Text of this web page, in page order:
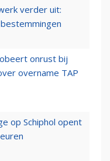
verder uit:
onrust bij
overname TAP
op Schiphol opent